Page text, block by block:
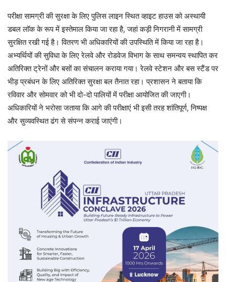
परीक्षा सामग्री की सुरक्षा के लिए पुलिस लाइन स्थित व्हाइट हाउस को अस्थायी
डबल लॉक के रूप में इस्तेमाल किया जा रहा है, जहां कड़ी निगरानी में सामग्री
सुरक्षित रखी गई है। वितरण भी अधिकारियों की उपस्थिति में किया जा रहा है।
अभ्यर्थियों की सुविधा के लिए रेलवे और रोडवेज विभाग के साथ समन्वय स्थापित कर
अतिरिक्त ट्रेनों और बसों का संचालन कराया गया। रेलवे स्टेशन और बस स्टैंड पर
भीड़ प्रबंधन के लिए अतिरिक्त सुरक्षा बल तैनात रहा। प्रशासन ने बताया कि
रविवार और सोमवार को भी दो-दो पालियों में परीक्षा आयोजित की जाएगी।
अधिकारियों ने भरोसा जताया कि आगे की परीक्षाएं भी इसी तरह शांतिपूर्ण, निष्पक्ष
और सुव्यवस्थित ढंग से संपन्न कराई जाएंगी।